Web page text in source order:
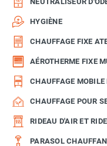
HYGIÈNE
CHAUFFAGE FIXE
AÉROTHERME FIXE
CHAUFFAGE
CHAUFFAGE POUR
RIDEAU D'AIR ET
PARASOL